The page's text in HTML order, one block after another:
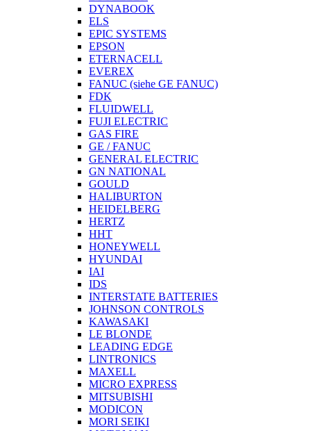
DYNABOOK
ELS
EPIC SYSTEMS
EPSON
ETERNACELL
EVEREX
FANUC (siehe GE FANUC)
FDK
FLUIDWELL
FUJI ELECTRIC
GAS FIRE
GE / FANUC
GENERAL ELECTRIC
GN NATIONAL
GOULD
HALIBURTON
HEIDELBERG
HERTZ
HHT
HONEYWELL
HYUNDAI
IAI
IDS
INTERSTATE BATTERIES
JOHNSON CONTROLS
KAWASAKI
LE BLONDE
LEADING EDGE
LINTRONICS
MAXELL
MICRO EXPRESS
MITSUBISHI
MODICON
MORI SEIKI